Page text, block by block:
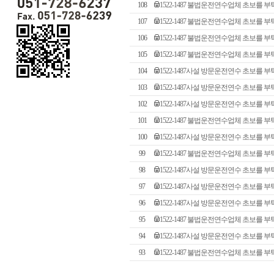
108
1522-1487 불법운전연수업체 초보를
107
1522-1487 불법운전연수업체 초보를
106
1522-1487 불법운전연수업체 초보를
105
1522-1487 불법운전연수업체 초보를
104
1522-1487사설 방문운전연수 초보를
103
1522-1487사설 방문운전연수 초보를
102
1522-1487사설 방문운전연수 초보를
101
1522-1487 불법운전연수업체 초보를
100
1522-1487사설 방문운전연수 초보를
99
1522-1487 불법운전연수업체 초보를
98
1522-1487사설 방문운전연수 초보를
97
1522-1487사설 방문운전연수 초보를
96
1522-1487사설 방문운전연수 초보를
95
1522-1487 불법운전연수업체 초보를
94
1522-1487사설 방문운전연수 초보를
93
1522-1487 불법운전연수업체 초보를